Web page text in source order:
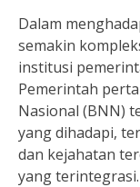
Dalam
semakin
institusi
Pemerintah
Nasional (BNN)
yang dihadapi,
dan kejahatan
yang